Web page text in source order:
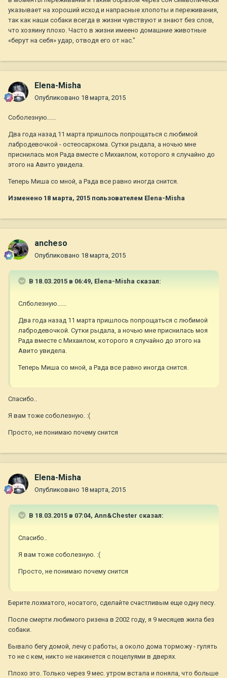
указывает на хороший исход и напрасные хлопоты и переживания,
так как наши собаки всегда в жизни чувствуют и знают без слов,
что хозяину плохо. Часто в жизни имеено домашние животные
«берут на себя» удар, отводя его от нас."
Elena-Misha
Опубликовано 18 марта, 2015
Соболезную......
Два года назад 11 марта пришлось попрощаться с любимой
лабродевочкой - остеосаркома. Сутки рыдала, а ночью мне
приснилась моя Рада вместе с Михаилом, которого я случайно до
этого на Авито увидела.
Теперь Миша со мной, а Рада все равно иногда снится.
Изменено 18 марта, 2015 пользователем Elena-Misha
ancheso
Опубликовано 18 марта, 2015
В 18.03.2015 в 06:49, Elena-Misha сказал:
Слболезную......
Два года назад 11 марта пришлось попрощаться с любимой
лабродевочкой. Сутки рыдала, а ночью мне приснилась моя
Рада вместе с Михаилом, которого я случайно до этого на
Авито увидела.
Теперь Миша со мной, а Рада все равно иногда снится.
Спасибо..
Я вам тоже соболезную. :(
Просто, не понимаю почему снится
Elena-Misha
Опубликовано 18 марта, 2015
В 18.03.2015 в 07:04, Ann&Chester сказал:
Спасибо..
Я вам тоже соболезную. :(
Просто, не понимаю почему снится
Берите лохматого, носатого, сделайте счастливым еще одну песу.
После смерти любимого ризена в 2002 году, я 9 месяцев жила без
собаки.
Бывало бегу домой, лечу с работы, а около дома торможу - гулять
то не с кем, никто не накинется с поцелуями в дверях.
Плохо это. Только через 9 мес. утром встала и поняла, что больше